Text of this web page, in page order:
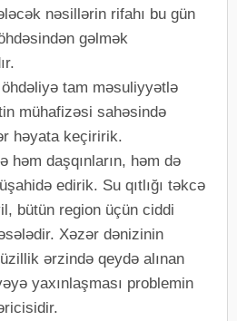
nəsillərin rifahı bu gün
gəlmək
tam məsuliyyətlə
mühafizəsi sahəsində
həyata keçiririk.
həm daşqınların, həm də
edirik. Su qıtlığı təkcə
bütün region üçün ciddi
Xəzər dənizinin
ərzində qeydə alınan
yaxınlaşması problemin